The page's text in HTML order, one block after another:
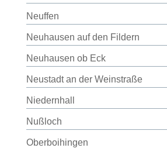
Neuffen
Neuhausen auf den Fildern
Neuhausen ob Eck
Neustadt an der Weinstraße
Niedernhall
Nußloch
Oberboihingen